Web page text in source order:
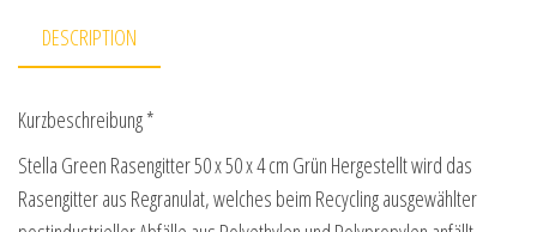
DESCRIPTION
Kurzbeschreibung *
Stella Green Rasengitter 50 x 50 x 4 cm Grün Hergestellt wird das
Rasengitter aus Regranulat, welches beim Recycling ausgewählter